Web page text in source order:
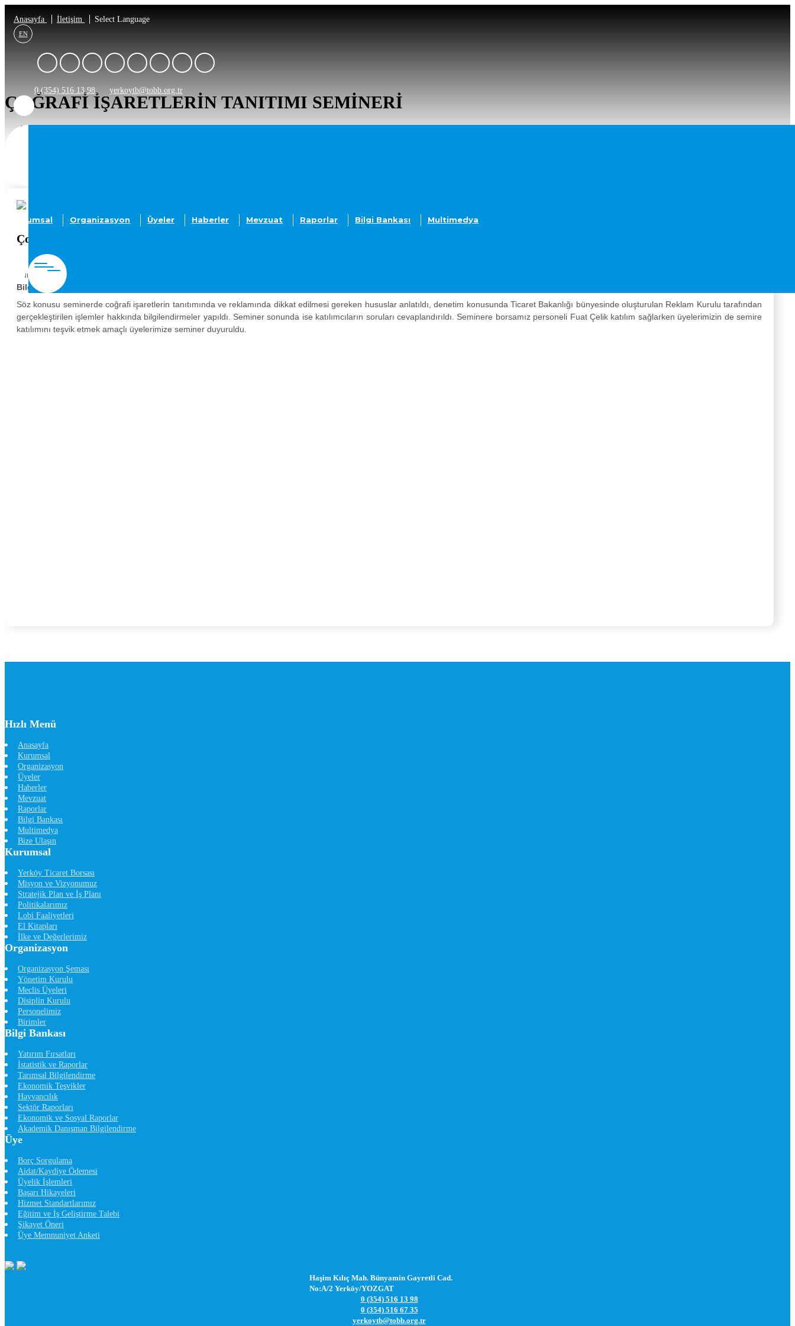
Anasayfa İletişim Select Language
EN
0 (354) 516 13 98 yerkoytb@tobb.org.tr
Kurumsal Organizasyon Üyeler Haberler Mevzuat Raporlar Bilgi Bankası Multimedya
ÇOĞRAFI İŞARETLERIN TANITIMI SEMINERI
Çoğrafi İşaretlerin Tanıtımı Semineri
Türkiye Odalar ve Borsalar Birliği ile Ticaret Bakanlığı işbirliğinde
Bilgilendirme Semineri"
Söz konusu seminerde coğrafi işaretlerin tanıtımında ve reklamında dikkat edilmesi gereken hususlar anlatıldı, denetim konusunda Ticaret Bakanlığı bünyesinde oluşturulan Reklam Kurulu tarafından
gerçekleştirilen işlemler hakkında bilgilendirmeler yapıldı. Seminer sonunda ise katılımcıların soruları cevaplandırıldı. Seminere borsamız personeli Fuat Çelik katılım sağlarken üyelerimizin de semire
katılımını teşvik etmek amaçlı üyelerimize seminer duyuruldu.
Hızlı Menü
Anasayfa
Kurumsal
Organizasyon
Üyeler
Haberler
Mevzuat
Raporlar
Bilgi Bankası
Multimedya
Bize Ulaşın
Kurumsal
Yerköy Ticaret Borsası
Misyon ve Vizyonumuz
Stratejik Plan ve İş Planı
Politikalarımız
Lobi Faaliyetleri
El Kitapları
İlke ve Değerlerimiz
Organizasyon
Organizasyon Şeması
Yönetim Kurulu
Meclis Üyeleri
Disiplin Kurulu
Personelimiz
Birimler
Bilgi Bankası
Yatırım Fırsatları
İstatistik ve Raporlar
Tarımsal Bilgilendirme
Ekonomik Teşvikler
Hayvancılık
Sektör Raporları
Ekonomik ve Sosyal Raporlar
Akademik Danışman Bilgilendirme
Üye
Borç Sorgulama
Aidat/Kaydiye Ödemesi
Üyelik İşlemleri
Başarı Hikayeleri
Hizmet Standartlarımız
Eğitim ve İş Geliştirme Talebi
Şikayet Öneri
Üye Memnuniyet Anketi
Haşim Kılıç Mah. Bünyamin Gayretli Cad.
No:A/2 Yerköy/YOZGAT
0 (354) 516 13 98
0 (354) 516 67 35
yerkoytb@tobb.org.tr